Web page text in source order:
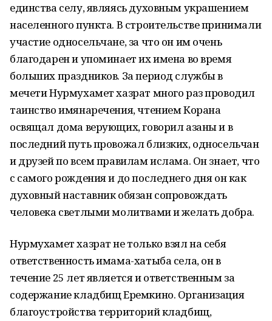
единства селу, являясь духовным украшением
населенного пункта. В строительстве принимали
участие односельчане, за что он им очень
благодарен и упоминает их имена во время
больших праздников. За период службы в
мечети Нурмухамет хазрат много раз проводил
таинство имянаречения, чтением Корана
освящал дома верующих, говорил азаны и в
последний путь провожал близких, односельчан
и друзей по всем правилам ислама. Он знает, что
с самого рождения и до последнего дня он как
духовный наставник обязан сопровождать
человека светлыми молитвами и желать добра.
Нурмухамет хазрат не только взял на себя
ответственность имама-хатыба села, он в
течение 25 лет является и ответственным за
содержание кладбищ Еремкино. Организация
благоустройства территорий кладбищ,